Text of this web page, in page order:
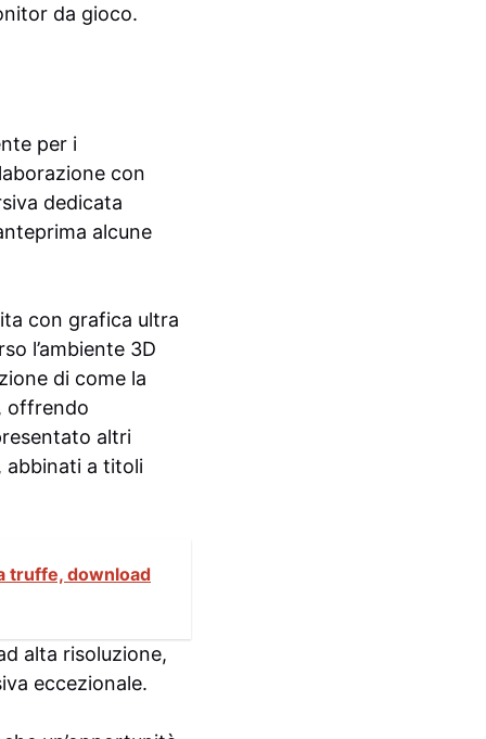
da gioco.
per i
con
dedicata
alcune
con grafica ultra
l’ambiente 3D
di come la
offrendo
altri
abbinati a titoli
truffe, download
alta risoluzione,
eccezionale.